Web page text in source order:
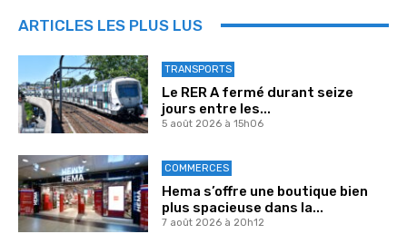
ARTICLES LES PLUS LUS
TRANSPORTS
Le RER A fermé durant seize
jours entre les...
5 août 2026 à 15h06
COMMERCES
Hema s’offre une boutique bien
plus spacieuse dans la...
7 août 2026 à 20h12